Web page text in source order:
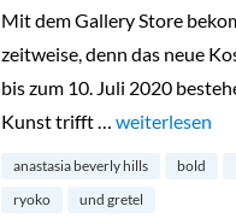
Mit dem Gallery Store
zeitweise, denn das neue
bis zum 10. Juli 2020
Kunst trifft … „Kunst trifft
weiterlesen
anastasia beverly hills bold
ryoko
und gretel